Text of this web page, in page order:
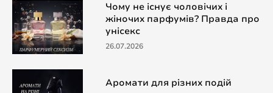
Чому не існує чоловічих і
жіночих парфумів? Правда про
унісекс
26.07.2026
Аромати для різних подій